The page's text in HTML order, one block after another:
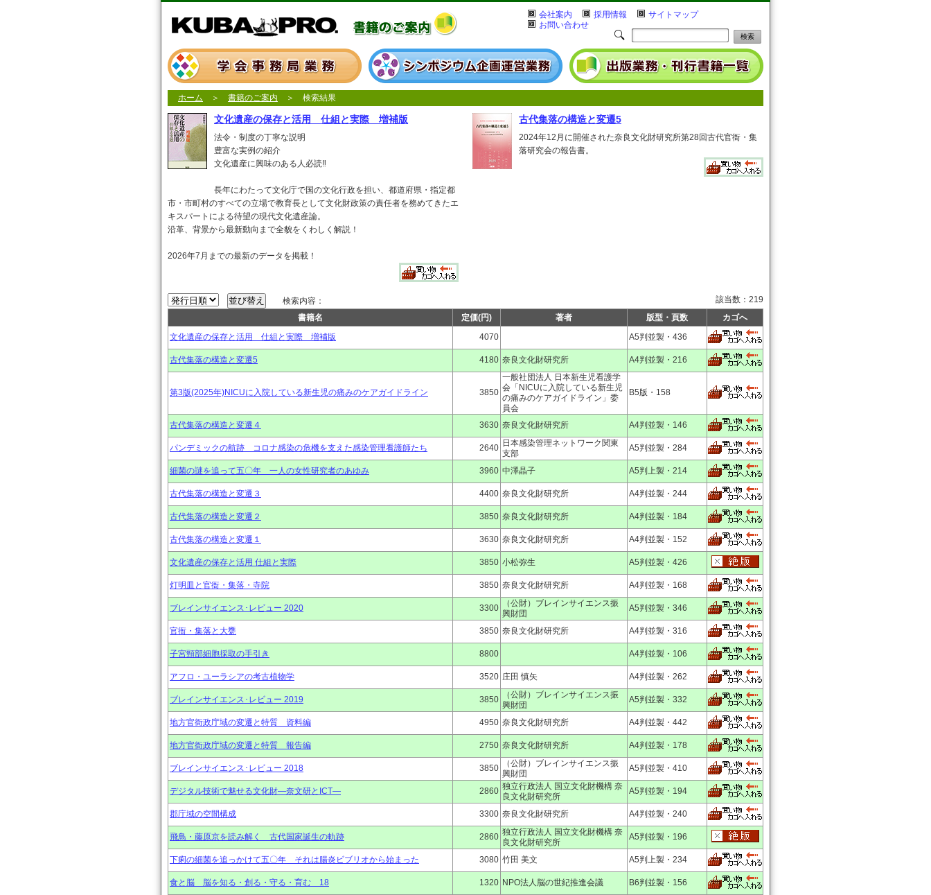
会社案内 採用情報
サイトマップ
お問い合わせ
ホーム ＞ 書籍のご案内 ＞ 検索結果
文化遺産の保存と活用 仕組と実際 増補版
法令・制度の丁寧な説明
豊富な実例の紹介
文化遺産に興味のある人必読‼
長年にわたって文化庁で国の文化行政を担い、都道府県・指定都
市・市町村のすべての立場で教育長として文化財政策の責任者を務めてきたエ
キスパートによる待望の現代文化遺産論。
沿革、背景から最新動向まで全貌をくわしく解説！
2026年7月までの最新のデータを掲載！
古代集落の構造と変遷5
2024年12月に開催された奈良文化財研究所第28回古代官衙・集
落研究会の報告書。
検索内容：
該当数：219
書籍名
定価(円) 著者 版型・頁数
カゴへ
文化遺産の保存と活用 仕組と実際 増補版
4070 A5判並製・436
古代集落の構造と変遷5 4180 奈良文化財研究所 A4判並製・216
第3版(2025年)NICUに入院している新生児の痛みのケアガイドライン 3850
一般社団法人 日本新生児看護学
会「NICUに入院している新生児
の痛みのケアガイドライン」委
員会
B5版・158
古代集落の構造と変遷４ 3630 奈良文化財研究所 A4判並製・146
パンデミックの航跡 コロナ感染の危機を支えた感染管理看護師たち 2640 日本感染管理ネットワーク関東
支部
A5判並製・284
細菌の謎を追って五〇年 一人の女性研究者のあゆみ 3960 中澤晶子 A5判上製・214
古代集落の構造と変遷３ 4400 奈良文化財研究所 A4判並製・244
古代集落の構造と変遷２ 3850 奈良文化財研究所 A4判並製・184
古代集落の構造と変遷１ 3630 奈良文化財研究所 A4判並製・152
文化遺産の保存と活用 仕組と実際 3850 小松弥生 A5判並製・426
灯明皿と官衙・集落・寺院 3850 奈良文化財研究所 A4判並製・168
ブレインサイエンス･レビュー 2020 3300
（公財）ブレインサイエンス振
興財団
A5判並製・346
官衙・集落と大甕 3850 奈良文化財研究所 A4判並製・316
子宮頸部細胞採取の手引き 8800 A4判並製・106
アフロ・ユーラシアの考古植物学 3520 庄田 慎矢 A4判並製・262
ブレインサイエンス･レビュー 2019 3850
（公財）ブレインサイエンス振
興財団
A5判並製・332
地方官衙政庁域の変遷と特質 資料編 4950 奈良文化財研究所 A4判並製・442
地方官衙政庁域の変遷と特質 報告編 2750 奈良文化財研究所 A4判並製・178
ブレインサイエンス･レビュー 2018 3850
（公財）ブレインサイエンス振
興財団
A5判並製・410
デジタル技術で魅せる文化財―奈文研とICT― 2860 独立行政法人 国立文化財機構 奈
良文化財研究所
A5判並製・194
郡庁域の空間構成 3300 奈良文化財研究所 A4判並製・240
飛鳥・藤原京を読み解く 古代国家誕生の軌跡 2860 独立行政法人 国立文化財機構 奈
良文化財研究所
A5判並製・196
下痢の細菌を追っかけて五〇年 それは腸炎ビブリオから始まった 3080 竹田 美文 A5判上製・234
食と脳 脳を知る・創る・守る・育む 18 1320 NPO法人脳の世紀推進会議 B6判並製・156